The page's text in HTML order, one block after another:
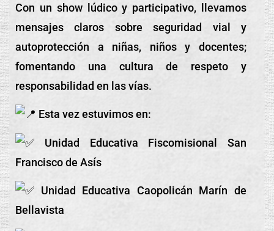
Con un show lúdico y participativo, llevamos
mensajes claros sobre seguridad vial y
autoprotección a niñas, niños y docentes;
fomentando una cultura de respeto y
responsabilidad en las vías.
Esta vez estuvimos en:
Unidad Educativa Fiscomisional San
Francisco de Asís
Unidad Educativa Caopolicán Marín de
Bellavista